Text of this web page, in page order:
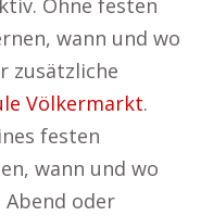
Ohne festen
wann und wo
zusätzliche
Völkermarkt.
festen
wann und wo
oder